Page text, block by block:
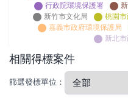
行政院環境保護署
新竹市文化局
桃園
嘉義市政府環境保護局
新北
相關得標案件
篩選發標單位：